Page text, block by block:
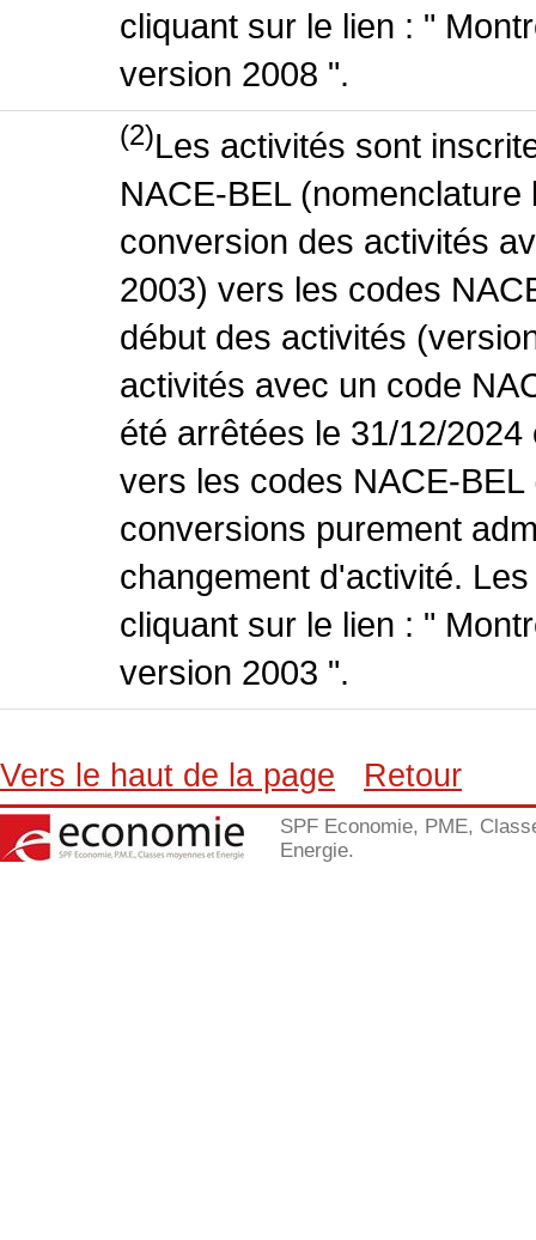
cliquant sur le lien : "
version 2008 ".
(2)Les activités sont
NACE-BEL
conversion des activités
2003) vers les codes
début des activités
activités avec un code
été arrêtées le 31/12/
vers les codes NACE-
conversions purement
changement d'activité.
cliquant sur le lien : "
version 2003 ".
Vers le haut de la page Retour
SPF Economie, PME,
Energie.